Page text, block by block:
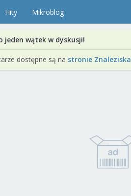
Hity Mikroblog
jeden wątek w dyskusji!
dostępne są na stronie Znaleziska